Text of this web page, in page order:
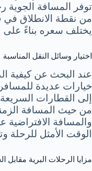
توفر المسافة الجوية
من نقطة الانطلاق في
يختلف سعره بناءً
اختيار وسائل النقل المناسبة
عند البحث عن كيفية
خيارات عديدة
إلى القطارات
من حيث المسافة
والمسافة الافتراضية
الوقت الأمثل للرحلة
مزايا الرحلات البرية مقابل